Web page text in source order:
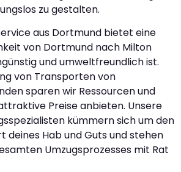
zu gestalten.
aus Dortmund bietet eine
von Dortmund nach Milton
und umweltfreundlich ist.
von Transporten von
sparen wir Ressourcen und
Preise anbieten. Unsere
kümmern sich um den
deines Hab und Guts und stehen
Umzugsprozesses mit Rat